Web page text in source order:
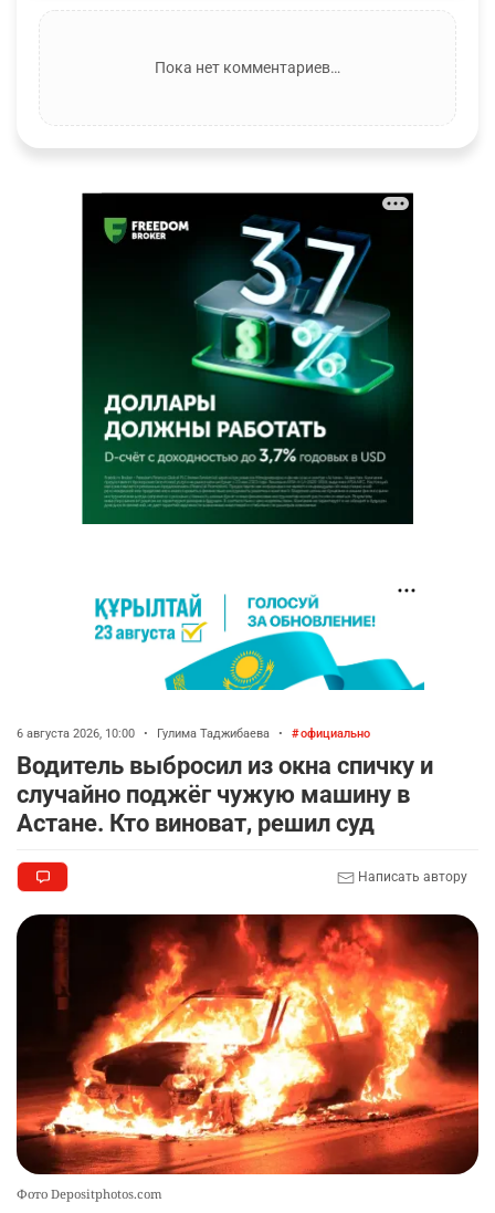
Пока нет комментариев…
6 августа 2026, 10:00 • Гулима Таджибаева • официально
Водитель выбросил из окна спичку и
случайно поджёг чужую машину в
Астане. Кто виноват, решил суд
Написать автору
Фото Depositphotos.com